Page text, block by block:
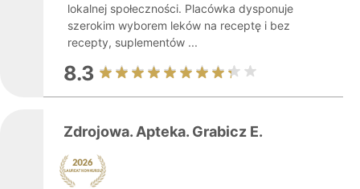
lokalnej społeczności. Placówka dysponuje
szerokim wyborem leków na receptę i bez
recepty, suplementów ...
8.3
Zdrojowa. Apteka. Grabicz E.